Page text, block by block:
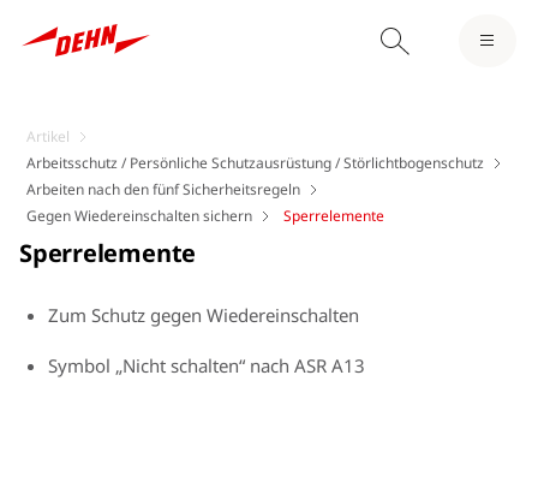
Artikel
Arbeitsschutz / Persönliche Schutzausrüstung / Störlichtbogenschutz
Arbeiten nach den fünf Sicherheitsregeln
Gegen Wiedereinschalten sichern
Sperrelemente
Sperrelemente
Zum Schutz gegen Wiedereinschalten
Symbol „Nicht schalten“ nach ASR A13